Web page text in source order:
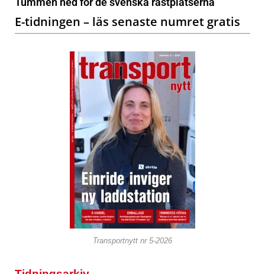
E-tidningen – läs senaste numret gratis
Transportnytt nr 5-2026